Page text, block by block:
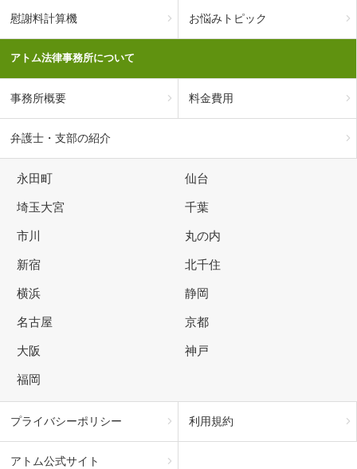
慰謝料計算機 お悩みトピック
アトム法律事務所について
事務所概要 料金費用
弁護士・支部の紹介
永田町 仙台
埼玉大宮 千葉
市川 丸の内
新宿 北千住
横浜 静岡
名古屋 京都
大阪 神戸
福岡
プライバシーポリシー 利用規約
アトム公式サイト